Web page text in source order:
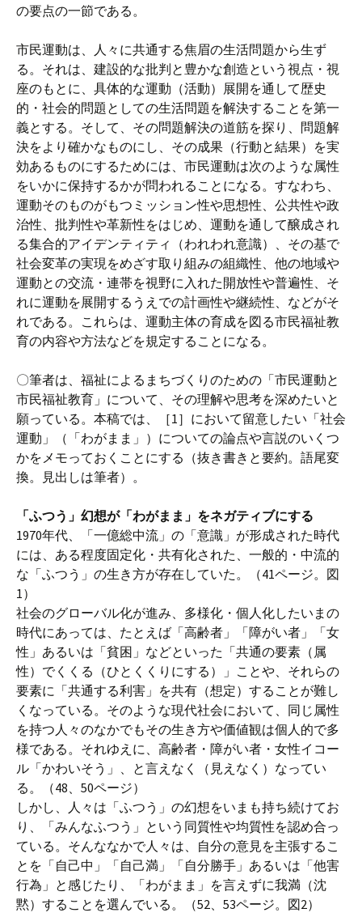
の要点の一節である。
市民運動は、人々に共通する焦眉の生活問題から生ず
る。それは、建設的な批判と豊かな創造という視点・視
座のもとに、具体的な運動（活動）展開を通して歴史
的・社会的問題としての生活問題を解決することを第一
義とする。そして、その問題解決の道筋を探り、問題解
決をより確かなものにし、その成果（行動と結果）を実
効あるものにするためには、市民運動は次のような属性
をいかに保持するかが問われることになる。すなわち、
運動そのものがもつミッション性や思想性、公共性や政
治性、批判性や革新性をはじめ、運動を通して醸成され
る集合的アイデンティティ（われわれ意識）、その基で
社会変革の実現をめざす取り組みの組織性、他の地域や
運動との交流・連帯を視野に入れた開放性や普遍性、そ
れに運動を展開するうえでの計画性や継続性、などがそ
れである。これらは、運動主体の育成を図る市民福祉教
育の内容や方法などを規定することになる。
〇筆者は、福祉によるまちづくりのための「市民運動と
市民福祉教育」について、その理解や思考を深めたいと
願っている。本稿では、［1］において留意したい「社会
運動」（「わがまま」）についての論点や言説のいくつ
かをメモっておくことにする（抜き書きと要約。語尾変
換。見出しは筆者）。
「ふつう」幻想が「わがまま」をネガティブにする
1970年代、「一億総中流」の「意識」が形成された時代
には、ある程度固定化・共有化された、一般的・中流的
な「ふつう」の生き方が存在していた。（41ページ。図
1）
社会のグローバル化が進み、多様化・個人化したいまの
時代にあっては、たとえば「高齢者」「障がい者」「女
性」あるいは「貧困」などといった「共通の要素（属
性）でくくる（ひとくくりにする）」ことや、それらの
要素に「共通する利害」を共有（想定）することが難し
くなっている。そのような現代社会において、同じ属性
を持つ人々のなかでもその生き方や価値観は個人的で多
様である。それゆえに、高齢者・障がい者・女性イコー
ル「かわいそう」、と言えなく（見えなく）なってい
る。（48、50ページ）
しかし、人々は「ふつう」の幻想をいまも持ち続けてお
り、「みんなふつう」という同質性や均質性を認め合っ
ている。そんななかで人々は、自分の意見を主張するこ
とを「自己中」「自己満」「自分勝手」あるいは「他害
行為」と感じたり、「わがまま」を言えずに我満（沈
黙）することを選んでいる。（52、53ページ。図2）